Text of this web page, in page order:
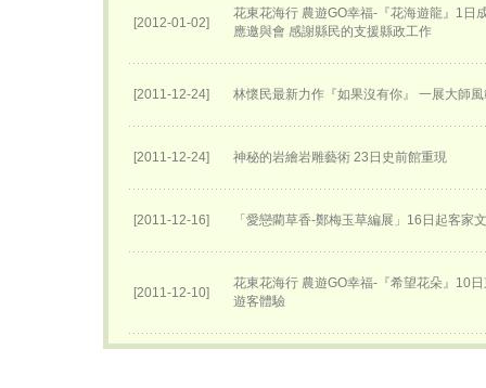
[2012-01-02]
花東花海行 農遊GO幸福-『花海遊龍』1日
應邀與會 感謝縣民的支援縣政工作
[2011-12-24] 林懷民最新力作『如果沒有你』 一展大師
[2011-12-24] 神秘的岩繪岩雕藝術 23日史前館重現
[2011-12-16] 「愛戀藺草香-鄭梅玉草編展」16日起客家
[2011-12-10]
花東花海行 農遊GO幸福-『希望花朵』10
遊客體驗